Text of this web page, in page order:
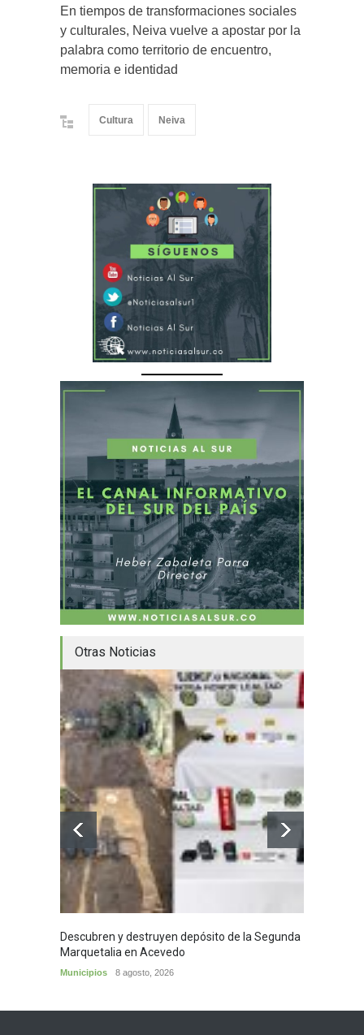
En tiempos de transformaciones sociales
y culturales, Neiva vuelve a apostar por la
palabra como territorio de encuentro,
memoria e identidad
Cultura Neiva
Otras Noticias
Descubren y destruyen depósito de la Segunda
Marquetalia en Acevedo
Municipios 8 agosto, 2026